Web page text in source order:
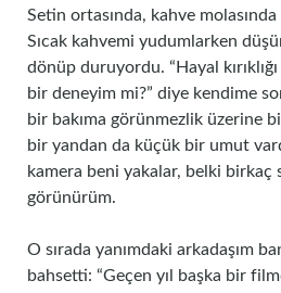
Setin ortasında, kahve
Sıcak kahvemi yudumlarken
dönüp duruyordu. “Hayal
bir deneyim mi?” diye kendime
bir bakıma görünmezlik üzerine
bir yandan da küçük bir umut
kamera beni yakalar, belki birkaç
görünürüm.
O sırada yanımdaki arkadaşım
bahsetti: “Geçen yıl başka bir